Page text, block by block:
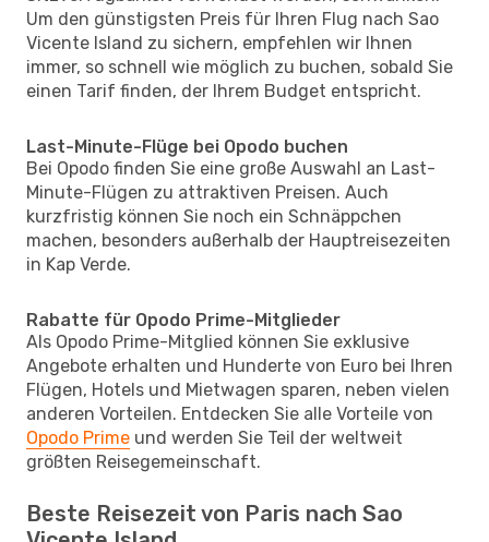
Um den günstigsten Preis für Ihren Flug nach Sao
Vicente Island zu sichern, empfehlen wir Ihnen
immer, so schnell wie möglich zu buchen, sobald Sie
einen Tarif finden, der Ihrem Budget entspricht.
Last-Minute-Flüge bei Opodo buchen
Bei Opodo finden Sie eine große Auswahl an Last-
Minute-Flügen zu attraktiven Preisen. Auch
kurzfristig können Sie noch ein Schnäppchen
machen, besonders außerhalb der Hauptreisezeiten
in Kap Verde.
Rabatte für Opodo Prime-Mitglieder
Als Opodo Prime-Mitglied können Sie exklusive
Angebote erhalten und Hunderte von Euro bei Ihren
Flügen, Hotels und Mietwagen sparen, neben vielen
anderen Vorteilen. Entdecken Sie alle Vorteile von
Opodo Prime und werden Sie Teil der weltweit
größten Reisegemeinschaft.
Beste Reisezeit von Paris nach Sao